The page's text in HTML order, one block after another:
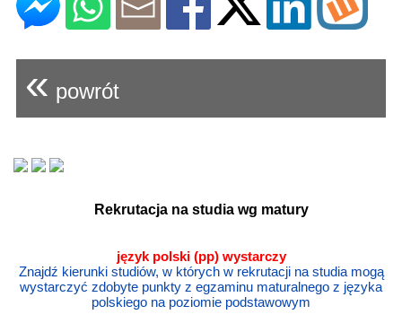
« powrót
Rekrutacja na studia wg matury
język polski (pp) wystarczy
Znajdź kierunki studiów, w których w rekrutacji na studia mogą
wystarczyć zdobyte punkty z egzaminu maturalnego z języka
polskiego na poziomie podstawowym